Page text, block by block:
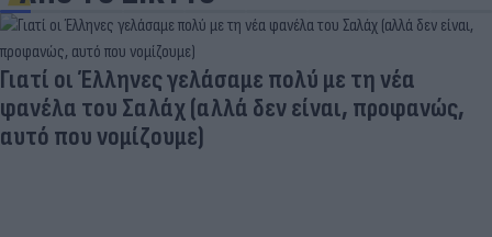
Γιατί οι Έλληνες γελάσαμε πολύ με τη νέα
φανέλα του Σαλάχ (αλλά δεν είναι, προφανώς,
αυτό που νομίζουμε)